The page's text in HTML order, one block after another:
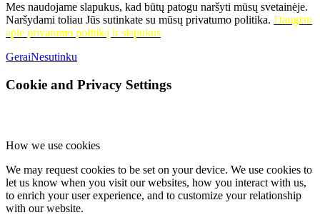
Mes naudojame slapukus, kad būtų patogu naršyti mūsų svetainėje.
Naršydami toliau Jūs sutinkate su mūsų privatumo politika. Daugiau
apie privatumo politiką ir slapukus
GeraiNesutinku
Cookie and Privacy Settings
How we use cookies
We may request cookies to be set on your device. We use cookies to
let us know when you visit our websites, how you interact with us,
to enrich your user experience, and to customize your relationship
with our website.